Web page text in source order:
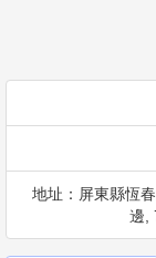
地址：屏東縣恆
邊,